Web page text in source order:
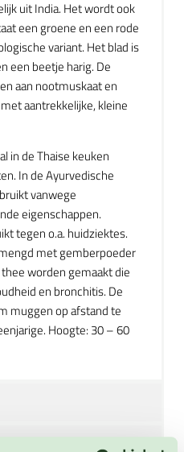
uit India. Het wordt ook
een groene en een rode
variant. Het blad is
een beetje harig. De
aan nootmuskaat en
aantrekkelijke, kleine
in de Thaise keuken
In de Ayurvedische
vanwege
eigenschappen.
tegen o.a. huidziektes.
met gemberpoeder
worden gemaakt die
en bronchitis. De
muggen op afstand te
Hoogte: 30 – 60